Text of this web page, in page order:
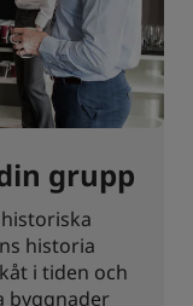
grupp
historia
i tiden och
byggnader